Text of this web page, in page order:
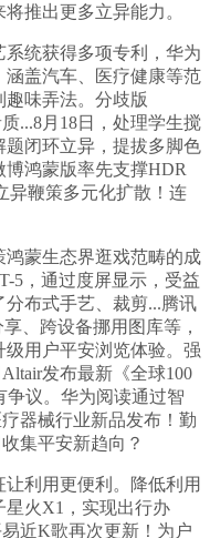
推出更多立异能力。
统获得多项专利，华为
盖汽车、医疗健康等范
味弄法。分歧版
...8月18日，处理学生搅
闭环立异，提拔多脚色
博鸿蒙版率先支撑HDR
异鞭策多元化扩散！连
蒙生态界逛戏范畴的成
5，通过度屏显示，受益
布式手艺、裁剪...腾讯
、跨设备挪用图库等，
用户平安浏览体验。强
发布最新《全球100
议。华为阅读通过智
器械行业新品发布！勤
集平安新趋向？
利用更便利。降低利用
星火X1，实现出行办
近K歌再次更新！为户